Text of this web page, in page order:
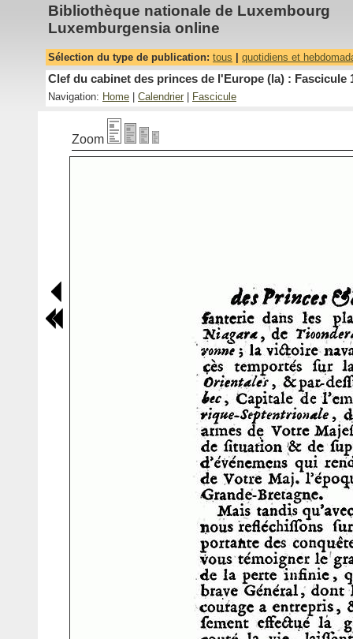
Bibliothèque nationale de Luxembourg
Luxemburgensia online
Sélection du type de publication: tous quotidiens et
Clef du cabinet des princes de l'Europe (la) : Fascicule
Navigation: Home Calendrier Fascicule
Zoom